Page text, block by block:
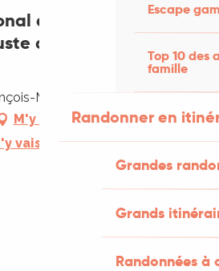
Escape
Top 10 des
famille
Randonner en
Grandes
Grands
Randonnées
de théâtre
ce qu'il faut de
Mitterrand, 46000 Cahors
M'y rendre
vais en train !